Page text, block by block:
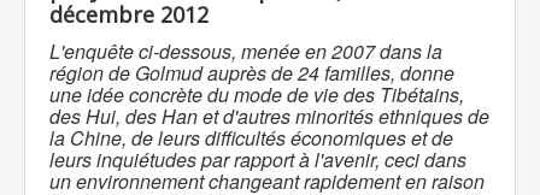
décembre 2012
L'enquête ci-dessous, menée en 2007 dans la
région de Golmud auprès de 24 familles, donne
une idée concrète du mode de vie des Tibétains,
des Hui, des Han et d'autres minorités ethniques de
la Chine, de leurs difficultés économiques et de
leurs inquiétudes par rapport à l'avenir, ceci dans
un environnement changeant rapidement en raison